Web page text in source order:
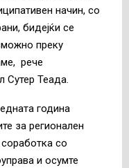
начин, со
бидејќи се
преку
рече
Сутер Теада.
година
за регионален
со
и осумте